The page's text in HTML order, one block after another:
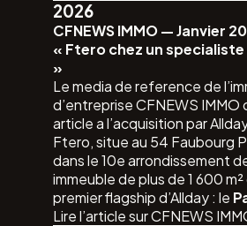
2026
CFNEWS IMMO — Janvier
« Ftero chez un
»
Le media de reference de
d’entreprise CFNEWS IMMO
article a l’acquisition par
Ftero, situe au 54 Faubourg
dans le 10e arrondissement
immeuble de plus de 1 600
premier flagship d’Allday : le
Lire l’article sur CFNEWS